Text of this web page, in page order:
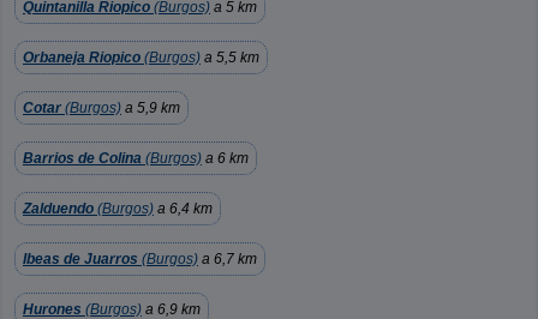
Quintanilla Riopico (Burgos) a 5 km
Orbaneja Riopico (Burgos) a 5,5 km
Cotar (Burgos) a 5,9 km
Barrios de Colina (Burgos) a 6 km
Zalduendo (Burgos) a 6,4 km
Ibeas de Juarros (Burgos) a 6,7 km
Hurones (Burgos) a 6,9 km